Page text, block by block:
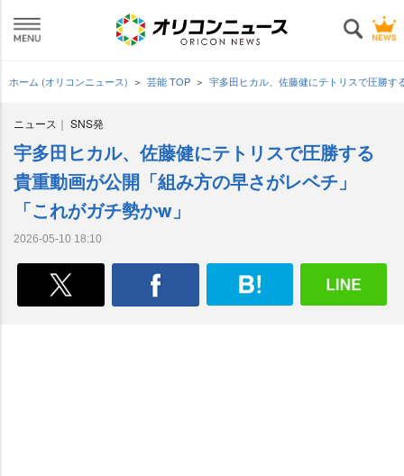
ホーム (オリコンニュース) 芸能 TOP 宇多田ヒカル、佐藤健にテトリスで圧勝
ニュース SNS発
宇多田ヒカル、佐藤健にテトリスで圧勝する
貴重動画が公開「組み方の早さがレベチ」
「これがガチ勢かw」
2026-05-10 18:10